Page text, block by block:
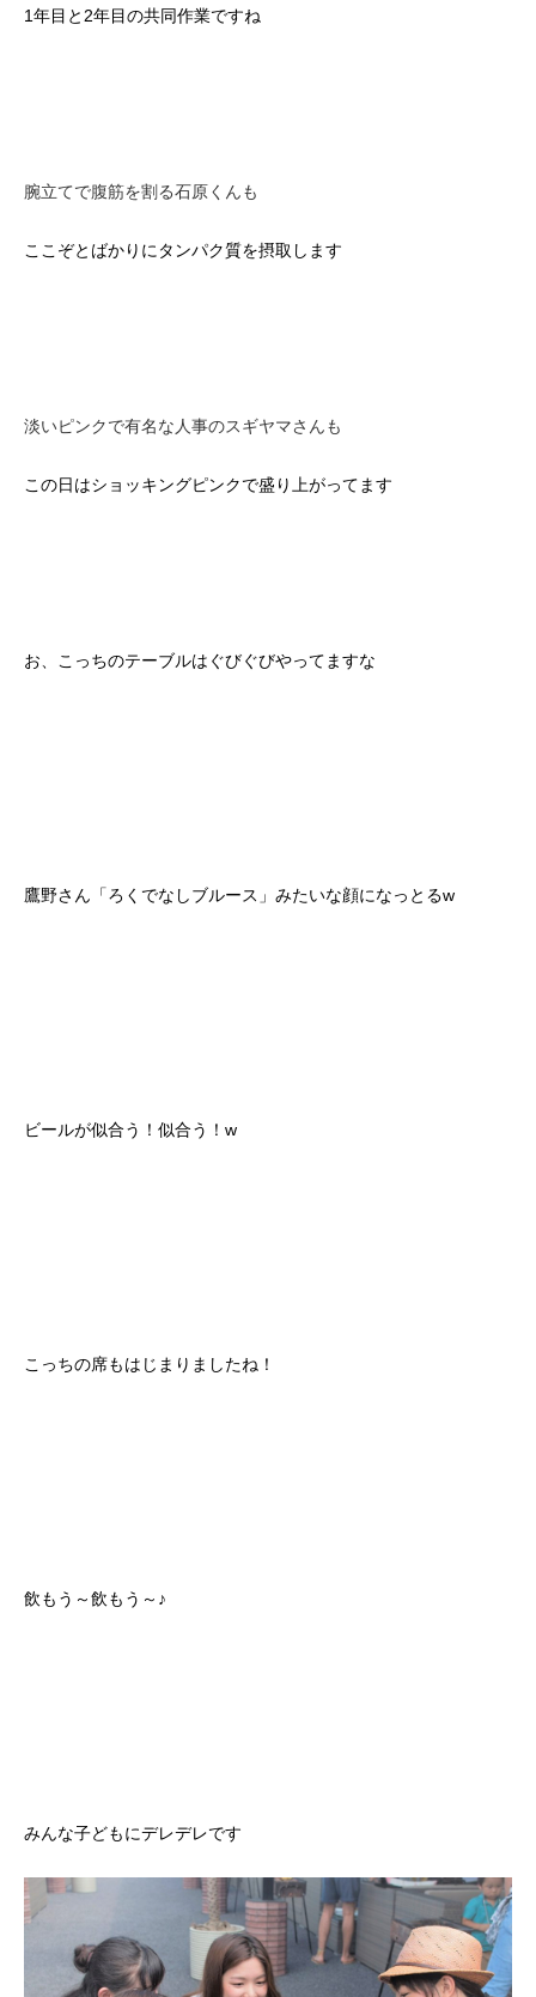
1年目と2年目の共同作業ですね
腕立てで腹筋を割る石原くんも
ここぞとばかりにタンパク質を摂取します
淡いピンクで有名な人事のスギヤマさんも
この日はショッキングピンクで盛り上がってます
お、こっちのテーブルはぐびぐびやってますな
鷹野さん「ろくでなしブルース」みたいな顔になっとるw
ビールが似合う！似合う！w
こっちの席もはじまりましたね！
飲もう～飲もう～♪
みんな子どもにデレデレです